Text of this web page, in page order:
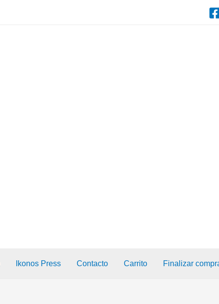
Ikonos Press Contacto Carrito Finalizar